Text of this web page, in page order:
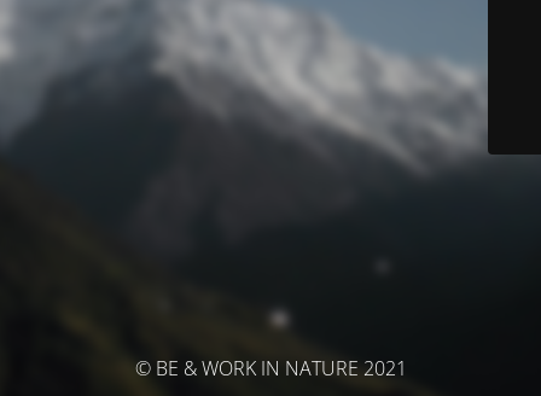
© BE & WORK IN NATURE 2021